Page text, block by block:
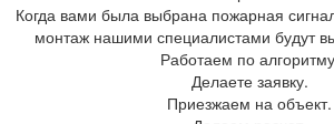
Когда вами была выбрана пожарная
монтаж нашими специалистами будут
Работаем по
Делаете заявку.
Приезжаем на объект.